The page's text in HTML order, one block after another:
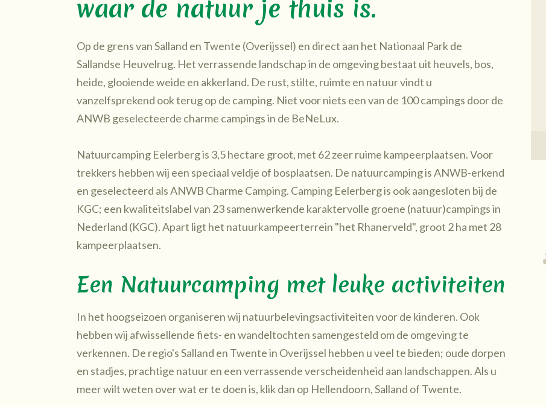
waar de natuur je thuis is.
Op de grens van Salland en Twente (Overijssel) en direct aan het Nationaal Park de
Sallandse Heuvelrug. Het verrassende landschap in de omgeving bestaat uit heuvels, bos,
heide, glooiende weide en akkerland. De rust, stilte, ruimte en natuur vindt u
vanzelfsprekend ook terug op de camping. Niet voor niets een van de 100 campings door de
ANWB geselecteerde charme campings in de BeNeLux.
Natuurcamping Eelerberg is 3,5 hectare groot, met 62 zeer ruime kampeerplaatsen. Voor
trekkers hebben wij een speciaal veldje of bosplaatsen. De natuurcamping is ANWB-erkend
en geselecteerd als ANWB Charme Camping. Camping Eelerberg is ook aangesloten bij de
KGC; een kwaliteitslabel van 23 samenwerkende karaktervolle groene (natuur)campings in
Nederland (KGC). Apart ligt het natuurkampeerterrein "het Rhanerveld", groot 2 ha met 28
kampeerplaatsen.
Een Natuurcamping met leuke activiteiten
In het hoogseizoen organiseren wij natuurbelevingsactiviteiten voor de kinderen. Ook
hebben wij afwissellende fiets- en wandeltochten samengesteld om de omgeving te
verkennen. De regio's Salland en Twente in Overijssel hebben u veel te bieden; oude dorpen
en stadjes, prachtige natuur en een verrassende verscheidenheid aan landschappen. Als u
meer wilt weten over wat er te doen is, klik dan op Hellendoorn, Salland of Twente.